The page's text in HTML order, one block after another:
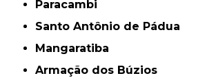
Paracambi
Santo Antônio de Pádua
Mangaratiba
Armação dos Búzios